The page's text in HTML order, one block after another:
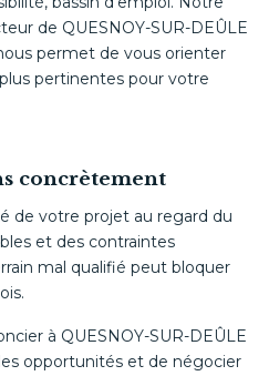
de QUESNOY-SUR-DEÛLE
permet de vous orienter
pertinentes pour votre
concrètement
de votre projet au regard du
et des contraintes
mal qualifié peut bloquer
à QUESNOY-SUR-DEÛLE
opportunités et de négocier